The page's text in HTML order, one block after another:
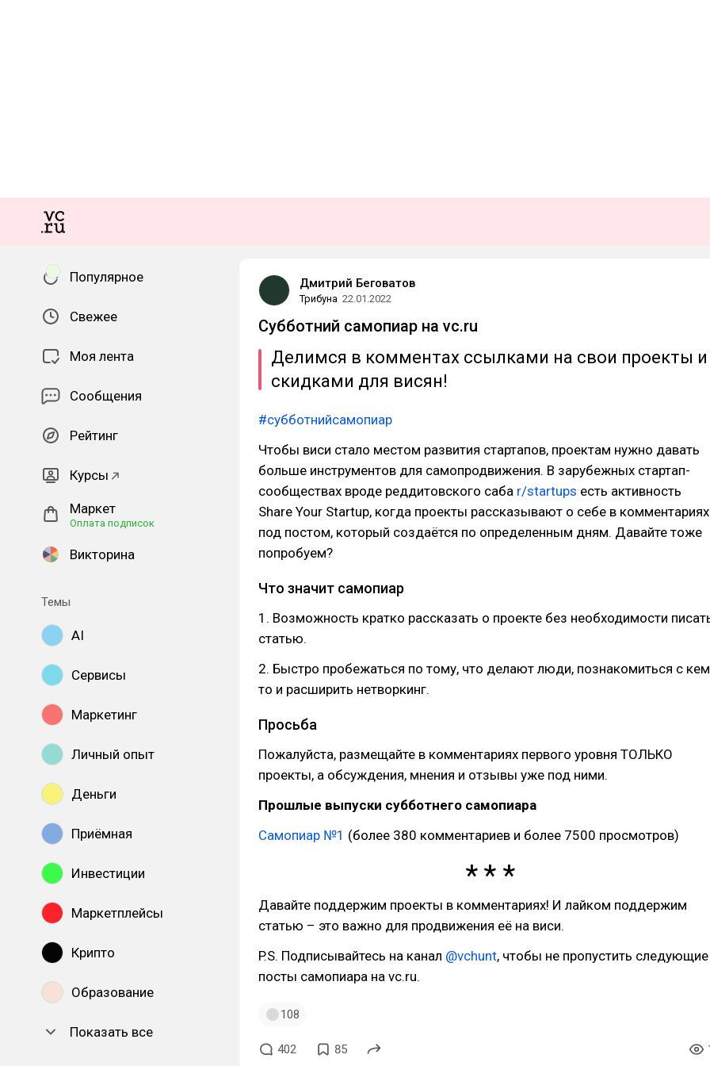
Популярное
Свежее
Моя лента
Сообщения
Рейтинг
Курсы
Маркет
Оплата подписок
Викторина
Темы
AI
Сервисы
Маркетинг
Личный опыт
Деньги
Приёмная
Инвестиции
Маркетплейсы
Крипто
Образование
Показать все
Дмитрий Беговатов
Трибуна 22.01.2022
Субботний самопиар на vc.ru
Делимся в комментах ссылками на свои проекты и
скидками для висян!
#субботнийсамопиар
Чтобы виси стало местом развития стартапов, проектам нужно давать
больше инструментов для самопродвижения. В зарубежных стартап-
сообществах вроде реддитовского саба r/startups есть активность
Share Your Startup, когда проекты рассказывают о себе в комментариях
под постом, который создаётся по определенным дням. Давайте тоже
попробуем?
Что значит самопиар
1. Возможность кратко рассказать о проекте без необходимости
статью.
2. Быстро пробежаться по тому, что делают люди, познакомиться с
то и расширить нетворкинг.
Просьба
Пожалуйста, размещайте в комментариях первого уровня ТОЛЬКО
проекты, а обсуждения, мнения и отзывы уже под ними.
Прошлые выпуски субботнего самопиара
Самопиар №1 (более 380 комментариев и более 7500 просмотров)
Давайте поддержим проекты в комментариях! И лайком поддержим
статью – это важно для продвижения её на виси.
P.S. Подписывайтесь на канал @vchunt, чтобы не пропустить следующие
посты самопиара на vc.ru.
108
402 85